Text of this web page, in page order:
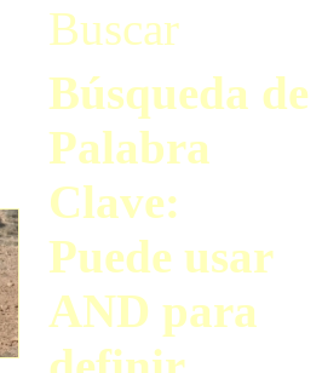
Buscar
Búsqueda de
Palabra
Clave:
Puede usar
AND para